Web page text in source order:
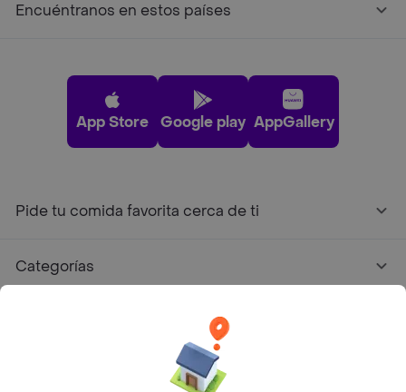
Encuéntranos en estos países
App Store Google play AppGallery
Pide tu comida favorita cerca de ti
Categorías